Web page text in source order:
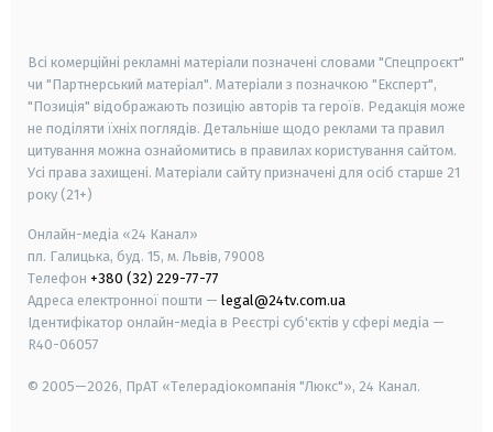
Всі комерційні рекламні матеріали позначені словами "Спецпроєкт"
чи "Партнерський матеріал". Матеріали з позначкою "Експерт",
"Позиція" відображають позицію авторів та героїв. Редакція може
не поділяти їхніх поглядів. Детальніше щодо реклами та правил
цитування можна ознайомитись в правилах користування сайтом.
Усі права захищені. Матеріали сайту призначені для осіб старше 21
року (21+)
Онлайн-медіа «24 Канал»
пл. Галицька, буд. 15, м. Львів, 79008
Телефон +380 (32) 229-77-77
Адреса електронної пошти — legal@24tv.com.ua
Ідентифікатор онлайн-медіа в Реєстрі суб'єктів у сфері медіа —
R40-06057
© 2005—2026, ПрАТ «Телерадіокомпанія "Люкс"», 24 Канал.